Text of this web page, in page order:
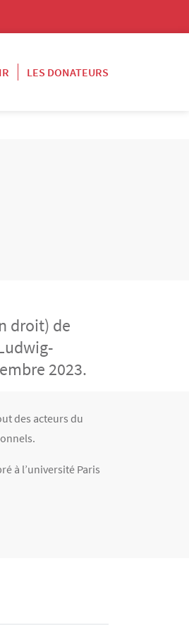
LES DONATEURS
droit) de
2023.
des acteurs du
à l’université Paris